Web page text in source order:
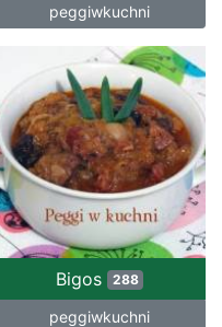
peggiwkuchni
Bigos 288
peggiwkuchni